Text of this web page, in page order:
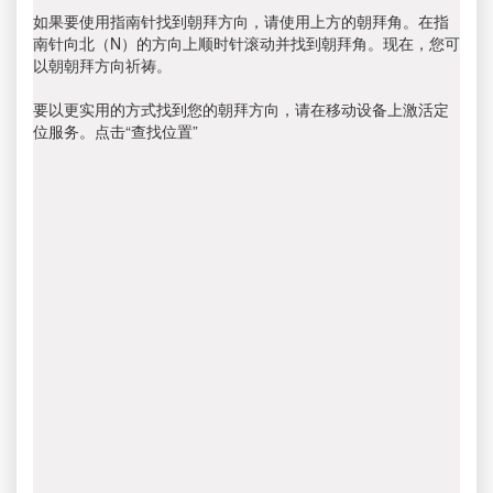
如果要使用指南针找到朝拜方向，请使用上方的朝拜角。在指
南针向北（N）的方向上顺时针滚动并找到朝拜角。现在，您可
以朝朝拜方向祈祷。
要以更实用的方式找到您的朝拜方向，请在移动设备上激活定
位服务。点击“查找位置”